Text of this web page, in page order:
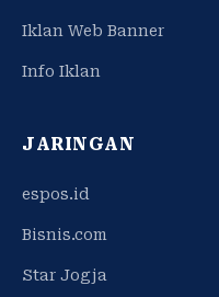
Iklan Web Banner
Info Iklan
JARINGAN
espos.id
Bisnis.com
Star Jogja